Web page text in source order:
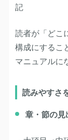
記
読者が「どこ
構成にするこ
マニュアルに
読みやすさ
章・節の